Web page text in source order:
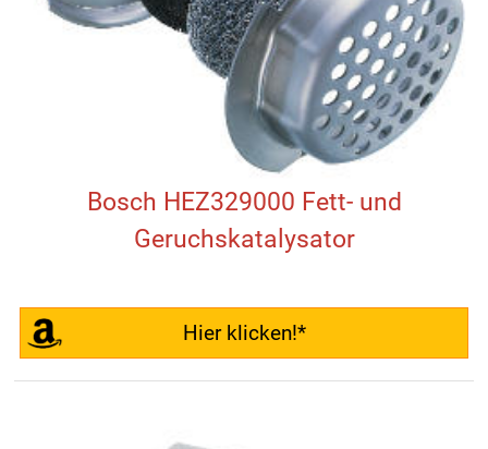
Bosch HEZ329000 Fett- und
Geruchskatalysator
Hier klicken!*